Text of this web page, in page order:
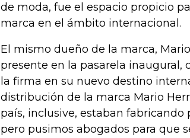
de moda, fue el espacio propicio
marca en el ámbito internacional.
El mismo dueño de la marca,
presente en la pasarela inaugural,
la firma en su nuevo destino
distribución de la marca Mario
país, inclusive, estaban
pero pusimos abogados para que